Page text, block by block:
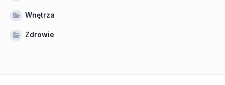
Wnętrza
Zdrowie